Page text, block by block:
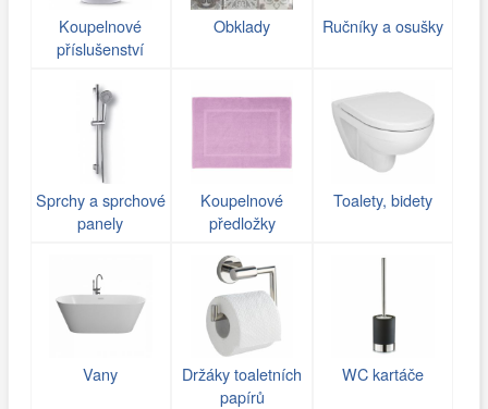
Koupelnové
příslušenství
Obklady Ručníky a osušky
Sprchy a sprchové
panely
Koupelnové
předložky
Toalety, bidety
Vany
Držáky toaletních
papírů
WC kartáče